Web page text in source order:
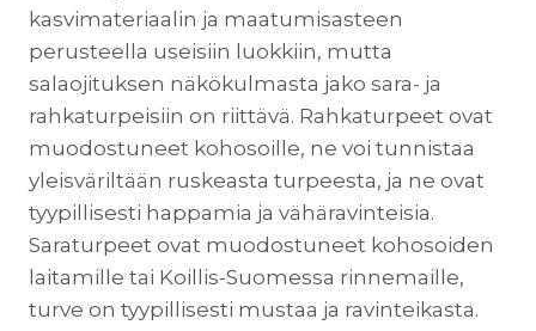
kasvimateriaalin ja maatumisasteen
perusteella useisiin luokkiin, mutta
salaojituksen näkökulmasta jako sara- ja
rahkaturpeisiin on riittävä. Rahkaturpeet ovat
muodostuneet kohosoille, ne voi tunnistaa
yleisväriltään ruskeasta turpeesta, ja ne ovat
tyypillisesti happamia ja vähäravinteisia.
Saraturpeet ovat muodostuneet kohosoiden
laitamille tai Koillis-Suomessa rinnemaille,
turve on tyypillisesti mustaa ja ravinteikasta.